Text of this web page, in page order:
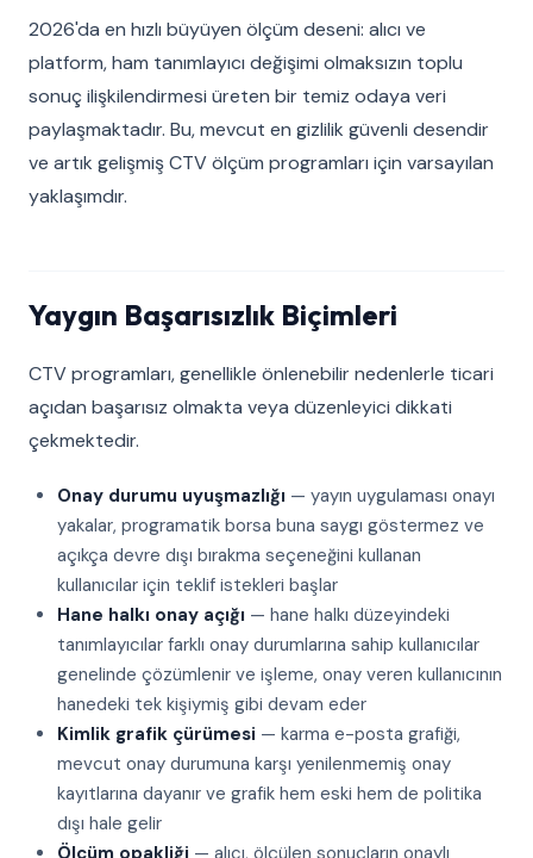
2026'da en hızlı büyüyen ölçüm deseni: alıcı ve
platform, ham tanımlayıcı değişimi olmaksızın toplu
sonuç ilişkilendirmesi üreten bir temiz odaya veri
paylaşmaktadır. Bu, mevcut en gizlilik güvenli desendir
ve artık gelişmiş CTV ölçüm programları için varsayılan
yaklaşımdır.
Yaygın Başarısızlık Biçimleri
CTV programları, genellikle önlenebilir nedenlerle ticari
açıdan başarısız olmakta veya düzenleyici dikkati
çekmektedir.
Onay durumu uyuşmazlığı — yayın uygulaması onayı
yakalar, programatik borsa buna saygı göstermez ve
açıkça devre dışı bırakma seçeneğini kullanan
kullanıcılar için teklif istekleri başlar
Hane halkı onay açığı — hane halkı düzeyindeki
tanımlayıcılar farklı onay durumlarına sahip kullanıcılar
genelinde çözümlenir ve işleme, onay veren kullanıcının
hanedeki tek kişiymiş gibi devam eder
Kimlik grafik çürümesi — karma e-posta grafiği,
mevcut onay durumuna karşı yenilenmemiş onay
kayıtlarına dayanır ve grafik hem eski hem de politika
dışı hale gelir
Ölçüm opakliği — alıcı, ölçülen sonuçların onaylı